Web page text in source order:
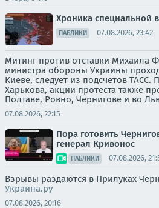
Хроника специальной
ПАБЛИКИ 07.08.2026, 23:42
Митинг против отставки Михаила
министра обороны Украины
Киеве, следует из подсчетов ТАСС.
Харькова, акции протеста также
Полтаве, Ровно, Чернигове и во
07.08.2026, 22:15
Пора готовить
генерал Кривонос
ПАБЛИКИ 07.08.2026,
Взрывы раздаются в Прилуках
Украина.ру
07.08.2026, 20:16